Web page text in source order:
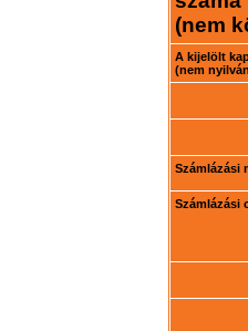
(nem
A kijelölt
(nem
Számlázási
Számlázási